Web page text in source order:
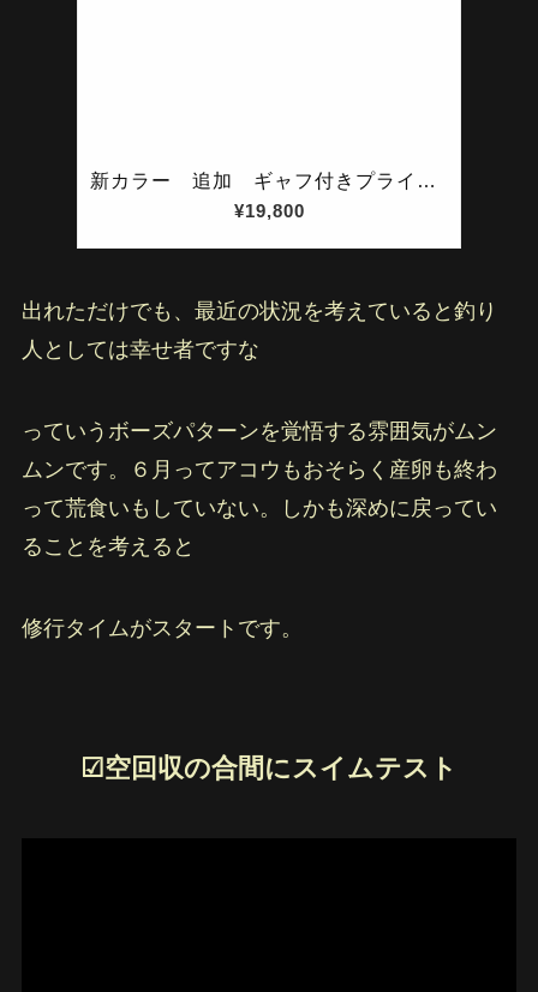
出れただけでも、最近の状況を考えていると釣り
人としては幸せ者ですな
っていうボーズパターンを覚悟する雰囲気がムン
ムンです。６月ってアコウもおそらく産卵も終わ
って荒食いもしていない。しかも深めに戻ってい
ることを考えると
修行タイムがスタートです。
☑︎空回収の合間にスイムテスト